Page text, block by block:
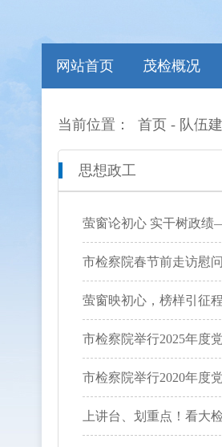
网站首页 茂检概况
本院领导
机构设置
联系方式
当前位置： 首页 - 队伍
思想政工
萤窗论初心 实干树政绩
市检察院春节前走访慰
萤窗映初心，榜样引征
市检察院举行2025年度
市检察院举行2020年度
上讲台、划重点！看大